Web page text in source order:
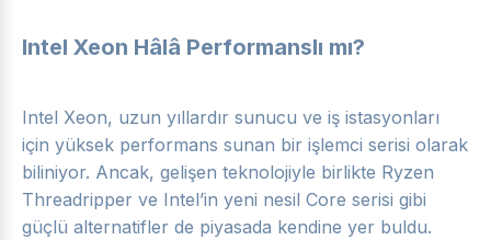
Intel Xeon Hâlâ Performanslı mı?
Intel Xeon, uzun yıllardır sunucu ve iş istasyonları
için yüksek performans sunan bir işlemci serisi olarak
biliniyor. Ancak, gelişen teknolojiyle birlikte Ryzen
Threadripper ve Intel’in yeni nesil Core serisi gibi
güçlü alternatifler de piyasada kendine yer buldu.